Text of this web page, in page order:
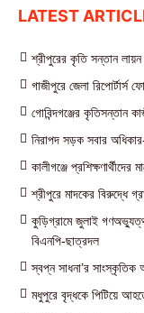
LATEST
শ্রীপুরের কৃতি সন্তান লায়ন
গাজীপুরে জেলা রিপোর্টার্স
গোবিন্দগঞ্জের কৃতিসন্তান
নিরাপদ সড়ক সবার
কালীগঞ্জে
শ্রীপুরে মাদকের বিরুদ্ধে
কুড়িগ্রামে জুলাই
বিএনপি-ছাত্রদল
স্বপ্ন সাধনা’র সাংস্কৃতিক
মধুপুরে বৃদ্ধকে পিটিয়ে